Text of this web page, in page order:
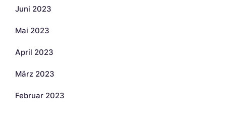
Juni 2023
Mai 2023
April 2023
März 2023
Februar 2023